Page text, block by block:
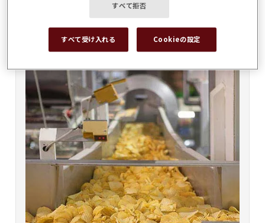
すべて拒否
すべて受け入れる Cookieの設定